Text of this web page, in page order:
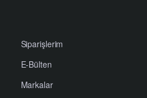
Siparişlerim
E-Bülten
Markalar